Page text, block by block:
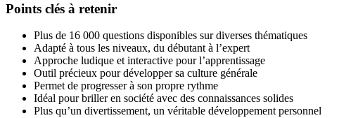
Points clés à retenir
Plus de 16 000 questions disponibles sur diverses thématiques
Adapté à tous les niveaux, du débutant à l’expert
Approche ludique et interactive pour l’apprentissage
Outil précieux pour développer sa culture générale
Permet de progresser à son propre rythme
Idéal pour briller en société avec des connaissances solides
Plus qu’un divertissement, un véritable développement personnel